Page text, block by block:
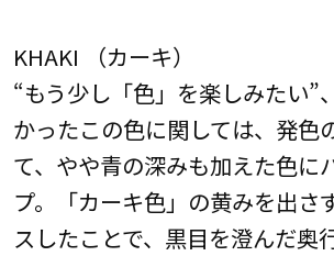
KHAKI （カーキ）
“もう少し「色」を楽しみたい”
かったこの色に関しては、発色
て、やや青の深みも加えた色に
プ。「カーキ色」の黄みを出さ
スしたことで、黒目を澄んだ奥